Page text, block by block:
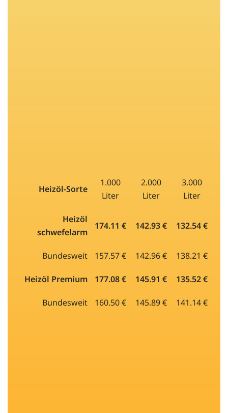
Heizöl-Sorte
1.000
Liter
2.000
Liter
3.000
Liter
Heizöl
schwefelarm
174.11 € 142.93 € 132.54 €
Bundesweit 157.57 € 142.96 € 138.21 €
Heizöl Premium 177.08 € 145.91 € 135.52 €
Bundesweit 160.50 € 145.89 € 141.14 €